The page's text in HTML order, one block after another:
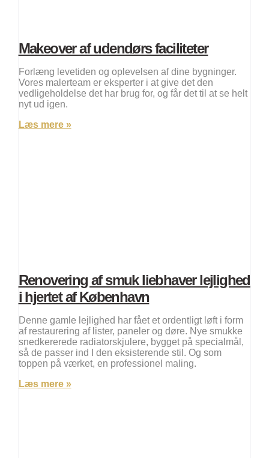
Makeover af udendørs faciliteter
Forlæng levetiden og oplevelsen af dine bygninger.
Vores malerteam er eksperter i at give det den
vedligeholdelse det har brug for, og får det til at se helt
nyt ud igen.
Læs mere »
Renovering af smuk liebhaver lejlighed
i hjertet af København
Denne gamle lejlighed har fået et ordentligt løft i form
af restaurering af lister, paneler og døre. Nye smukke
snedkererede radiatorskjulere, bygget på specialmål,
så de passer ind I den eksisterende stil. Og som
toppen på værket, en professionel maling.
Læs mere »